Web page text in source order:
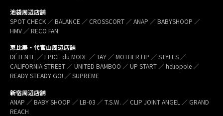
池袋周辺店舗
SPOT CHECK ／ BALANCE ／ CROSSCORT ／ ANAP ／ BABYSHOOP ／
HMV ／ RECO FAN
恵比寿・代官山周辺店舗
DÉTENTE ／ EPICE du MODE ／ TAY ／ MOTHER LIP ／ STYLES ／
CALIFORNIA STREET ／ UNITED BAMBOO ／ UP START ／ heliopole ／
READY STEADY GO! ／ SUPREME
新宿周辺店舗
ANAP ／ BABY SHOOP ／ LB-03 ／ T.S.W. ／ CLIP JOINT ANGEL ／ GRAND
REACH